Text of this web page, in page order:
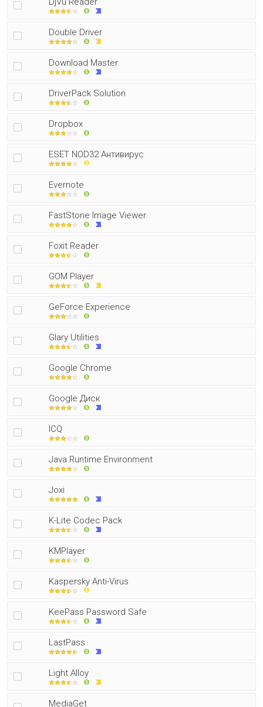
Double Driver
Download Master
DriverPack Solution
Dropbox
ESET NOD32 Антивирус
Evernote
FastStone Image Viewer
Foxit Reader
GOM Player
GeForce Experience
Glary Utilities
Google Chrome
Google Диск
ICQ
Java Runtime Environment
Joxi
K-Lite Codec Pack
KMPlayer
Kaspersky Anti-Virus
KeePass Password Safe
LastPass
Light Alloy
MediaGet